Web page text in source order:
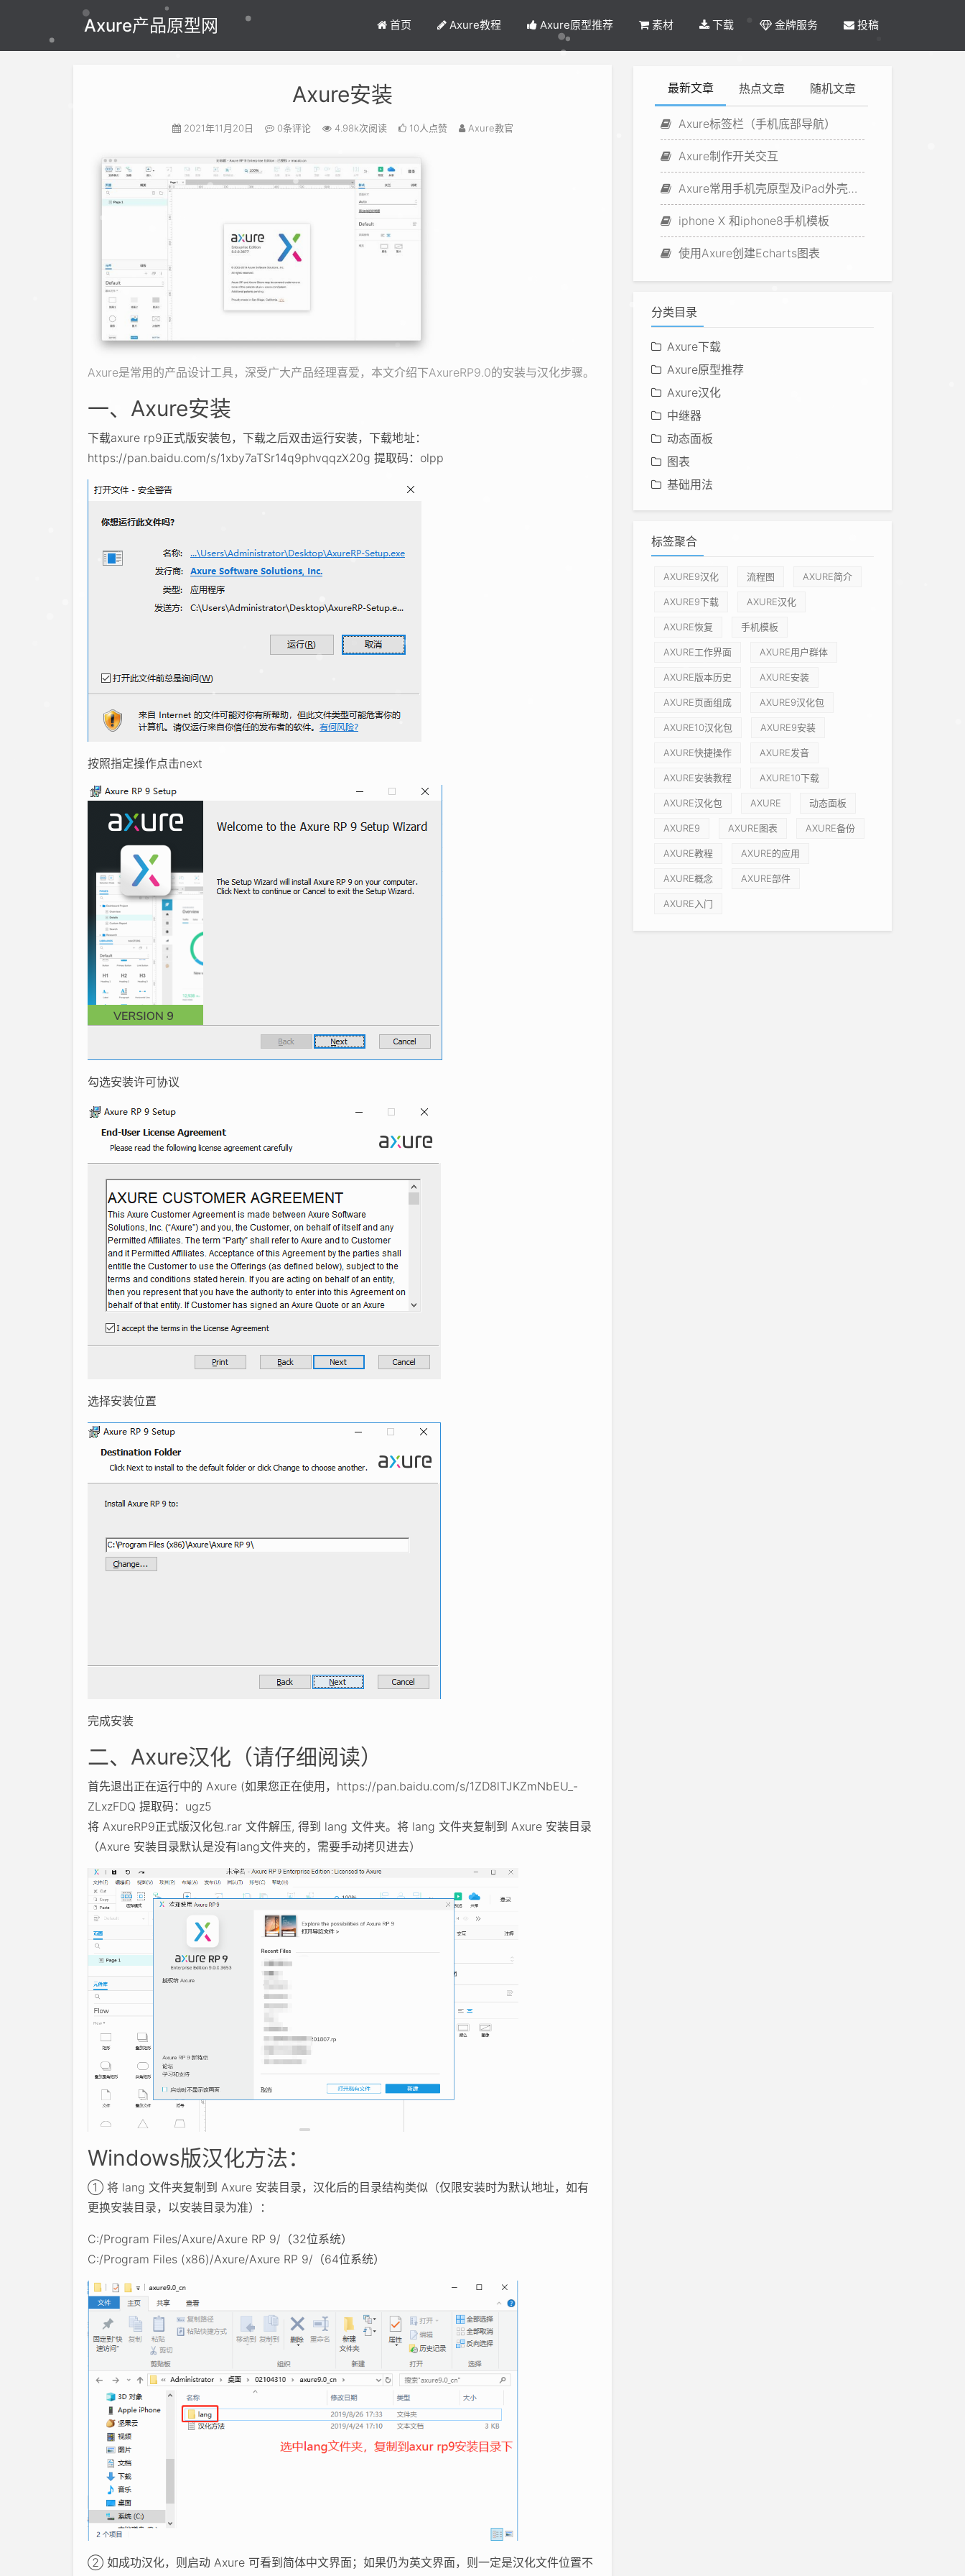
Axure产品原型网 首页 Axure教程 Axure原型推荐 素材 下载 金牌服务 投稿
Axure安装
2021年11月20日 0条评论 4.98k次阅读 10人点赞 Axure教官
Axure是常用的产品设计工具，深受广大产品经理喜爱，本文介绍下AxureRP9.0的安装与汉化步骤。
一、Axure安装
下载axure rp9正式版安装包，下载之后双击运行安装，下载地址：
https://pan.baidu.com/s/1xby7aTSr14q9phvqqzX20g 提取码：olpp
按照指定操作点击next
勾选安装许可协议
选择安装位置
完成安装
二、Axure汉化（请仔细阅读）
首先退出正在运行中的 Axure (如果您正在使用，https://pan.baidu.com/s/1ZD8lTJKZmNbEU_-
ZLxzFDQ 提取码：ugz5
将 AxureRP9正式版汉化包.rar 文件解压, 得到 lang 文件夹。将 lang 文件夹复制到 Axure 安装目录
（Axure 安装目录默认是没有lang文件夹的，需要手动拷贝进去）
Windows版汉化方法：
① 将 lang 文件夹复制到 Axure 安装目录，汉化后的目录结构类似（仅限安装时为默认地址，如有
更换安装目录，以安装目录为准）：
C:/Program Files/Axure/Axure RP 9/（32位系统）
C:/Program Files (x86)/Axure/Axure RP 9/（64位系统）
② 如成功汉化，则启动 Axure 可看到简体中文界面；如果仍为英文界面，则一定是汉化文件位置不
最新文章 热点文章 随机文章
Axure标签栏（手机底部导航）
Axure制作开关交互
Axure常用手机壳原型及iPad外壳原型
iphone X 和iphone8手机模板
使用Axure创建Echarts图表
分类目录
Axure下载
Axure原型推荐
Axure汉化
中继器
动态面板
图表
基础用法
标签聚合
AXURE9汉化 流程图 AXURE简介
AXURE9下载 AXURE汉化
AXURE恢复 手机模板
AXURE工作界面 AXURE用户群体
AXURE版本历史 AXURE安装
AXURE页面组成 AXURE9汉化包
AXURE10汉化包 AXURE9安装
AXURE快捷操作 AXURE发音
AXURE安装教程 AXURE10下载
AXURE汉化包 AXURE 动态面板
AXURE9 AXURE图表 AXURE备份
AXURE教程 AXURE的应用
AXURE概念 AXURE部件
AXURE入门